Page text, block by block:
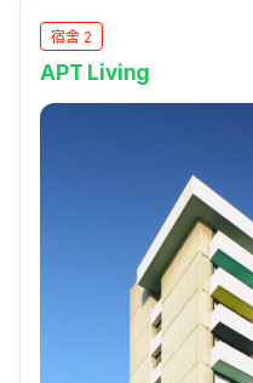
宿舍 2
APT Living